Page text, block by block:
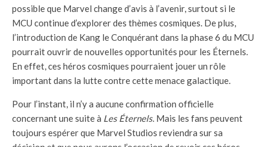
possible que Marvel change d’avis à l’avenir, surtout si le
MCU continue d’explorer des thèmes cosmiques. De plus,
l’introduction de Kang le Conquérant dans la phase 6 du MCU
pourrait ouvrir de nouvelles opportunités pour les Éternels.
En effet, ces héros cosmiques pourraient jouer un rôle
important dans la lutte contre cette menace galactique.
Pour l’instant, il n’y a aucune confirmation officielle
concernant une suite à Les Éternels. Mais les fans peuvent
toujours espérer que Marvel Studios reviendra sur sa